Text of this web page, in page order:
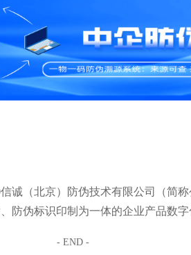
信诚（北京）防伪技术有限公司（简
防伪标识印制为一体的企业产品数
- END -